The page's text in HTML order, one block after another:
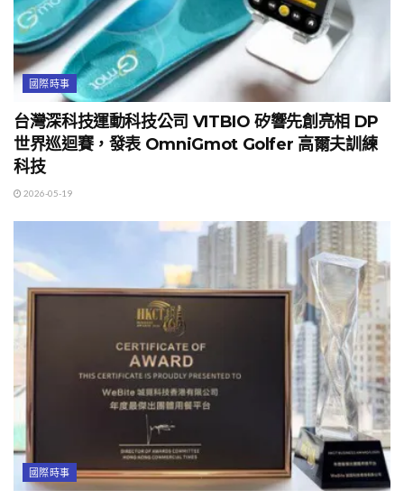
國際時事
台灣深科技運動科技公司 VITBIO 矽響先創亮相 DP
世界巡迴賽，發表 OmniGmot Golfer 高爾夫訓練
科技
2026-05-19
國際時事